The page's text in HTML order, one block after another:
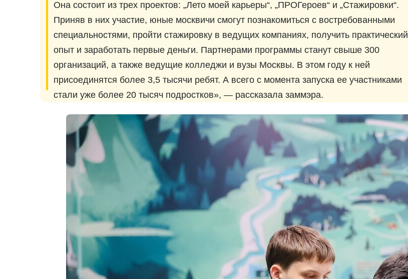
Она состоит из трех проектов: „Лето моей карьеры“, „ПРОГероев“ и „Стажировки“.
Приняв в них участие, юные москвичи смогут познакомиться с востребованными
специальностями, пройти стажировку в ведущих компаниях, получить практический
опыт и заработать первые деньги. Партнерами программы станут свыше 300
организаций, а также ведущие колледжи и вузы Москвы. В этом году к ней
присоединятся более 3,5 тысячи ребят. А всего с момента запуска ее участниками
стали уже более 20 тысяч подростков», — рассказала заммэра.